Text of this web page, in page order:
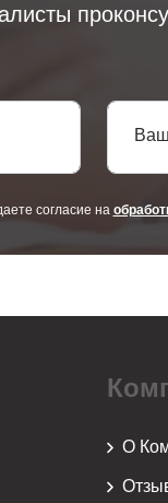
согласие на
О